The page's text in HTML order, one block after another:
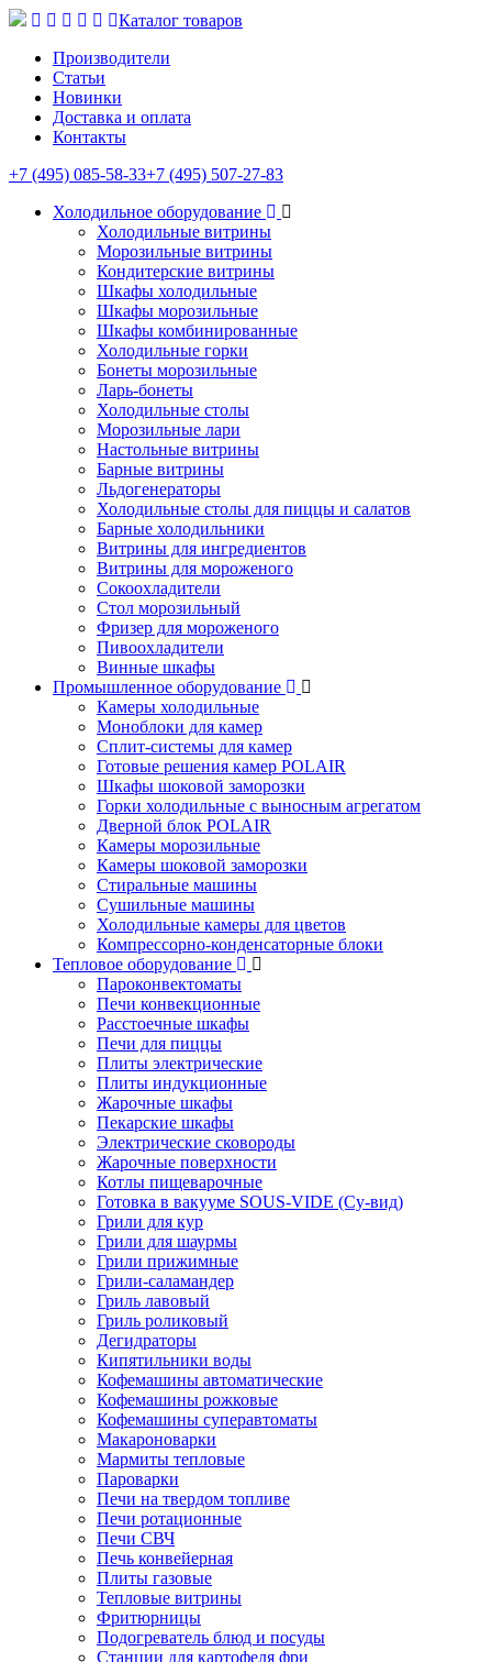
Каталог товаров
Производители
Статьи
Новинки
Доставка и оплата
Контакты
+7 (495) 085-58-33+7 (495) 507-27-83
Холодильное оборудование
Холодильные витрины
Морозильные витрины
Кондитерские витрины
Шкафы холодильные
Шкафы морозильные
Шкафы комбинированные
Холодильные горки
Бонеты морозильные
Ларь-бонеты
Холодильные столы
Морозильные лари
Настольные витрины
Барные витрины
Льдогенераторы
Холодильные столы для пиццы и салатов
Барные холодильники
Витрины для ингредиентов
Витрины для мороженого
Сокоохладители
Стол морозильный
Фризер для мороженого
Пивоохладители
Винные шкафы
Промышленное оборудование
Камеры холодильные
Моноблоки для камер
Сплит-системы для камер
Готовые решения камер POLAIR
Шкафы шоковой заморозки
Горки холодильные с выносным агрегатом
Дверной блок POLAIR
Камеры морозильные
Камеры шоковой заморозки
Стиральные машины
Сушильные машины
Холодильные камеры для цветов
Компрессорно-конденсаторные блоки
Тепловое оборудование
Пароконвектоматы
Печи конвекционные
Расстоечные шкафы
Печи для пиццы
Плиты электрические
Плиты индукционные
Жарочные шкафы
Пекарские шкафы
Электрические сковороды
Жарочные поверхности
Котлы пищеварочные
Готовка в вакууме SOUS-VIDE (Су-вид)
Грили для кур
Грили для шаурмы
Грили прижимные
Грили-саламандер
Гриль лавовый
Гриль роликовый
Дегидраторы
Кипятильники воды
Кофемашины автоматические
Кофемашины рожковые
Кофемашины суперавтоматы
Макароноварки
Мармиты тепловые
Пароварки
Печи на твердом топливе
Печи ротационные
Печи СВЧ
Печь конвейерная
Плиты газовые
Тепловые витрины
Фритюрницы
Подогреватель блюд и посуды
Станции для картофеля фри